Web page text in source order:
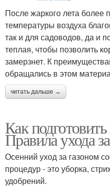
После жаркого лета более
температуры воздуха
так и для садоводов, да и
теплая, чтобы позволить
замерзнет. К
обращались в этом
читать дальше →
Как
Правила ухода
Осенний уход за газоном
процедур - это уборка,
удобрений.